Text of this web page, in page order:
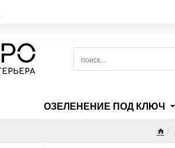
поиск...
ОЗЕЛЕНЕНИЕ ПОД КЛЮЧ